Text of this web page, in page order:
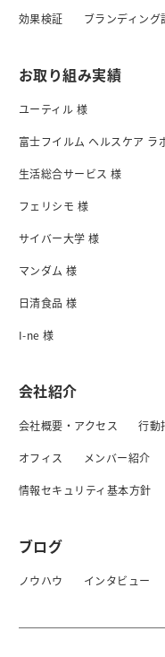
効果検証 ブランディング
お取り組み実績
ユーティル 様
富士フイルム ヘルスケア ラ
生活総合サービス 様
フェリシモ 様
サイバー大学 様
マンダム 様
日清食品 様
I-ne 様
会社紹介
会社概要・アクセス 行動
オフィス メンバー紹介
情報セキュリティ基本方針
ブログ
ノウハウ インタビュー